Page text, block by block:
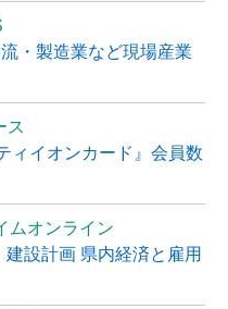
・製造業など現場産業
ス
ィイオンカード』会員数
ムオンライン
設計画 県内経済と雇用